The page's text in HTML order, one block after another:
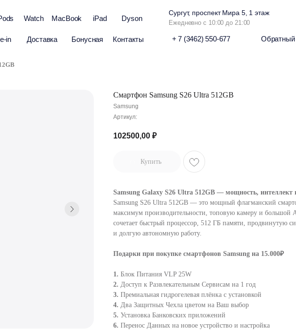
MacBook
Watch Dyson
Ежедневно с 10:00 до 21:00
Сургут, проспект Мира 5, 1 этаж
Обратный
+ 7 (3462) 550-677
in Контакты
Бонусная
Доставка
iPad
Смартфон Samsung S26 Ultra 512GB
Samsung
Артикул:
102500,00 ₽
Купить
Samsung Galaxy S26 Ultra 512GB — мощность, интеллект
Samsung S26 Ultra 512GB — это мощный флагманский
максимум производительности, топовую камеру и большой
сочетает быстрый процессор, 512 ГБ памяти, продвинутую
и долгую автономную работу.
Подарки при покупке смартфонов Samsung на 15.000₽
1. Блок Питания VLP 25W
2. Доступ к Развлекательным Сервисам на 1 год
3. Премиальная гидрогелевая плёнка с установкой
4. Два Защитных Чехла цветом на Ваш выбор
5. Установка Банковских приложений
6. Перенос Данных на новое устройство и настройка